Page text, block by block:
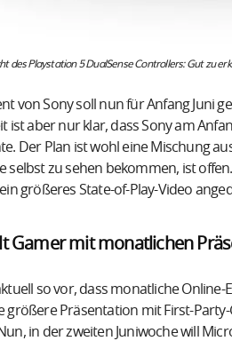
des Playstation 5 DualSense Controllers: Gut zu
von Sony soll nun für Anfang Juni
ist aber nur klar, dass Sony am
Der Plan ist wohl eine Mischung
selbst zu sehen bekommen, ist
größeres State-of-Play-Video
Gamer mit monatlichen
so vor, dass monatliche Online-
größere Präsentation mit First-
in der zweiten Juniwoche will